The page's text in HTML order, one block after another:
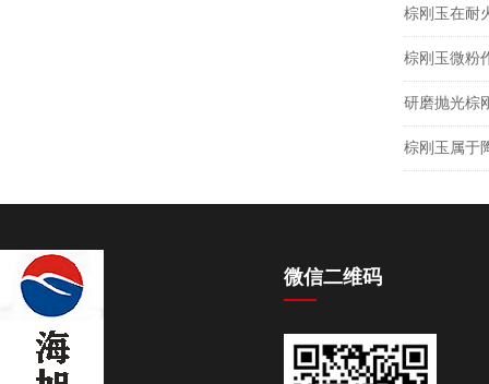
棕刚玉在耐
棕刚玉微粉
研磨抛光棕
棕刚玉属于
微信二维码